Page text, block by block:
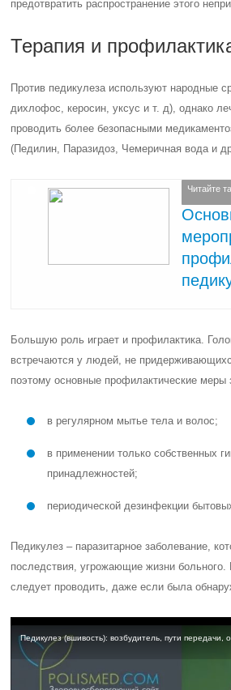
предотвратить распространение этого
Терапия и
Против педикулеза используют народные
дихлофос, керосин, уксус и т. д), однако
проводить более безопасными
(Педилин, Паразидоз, Чемеричная вода и
Читайте
Большую роль играет и профилактика.
встречаются у людей, не
поэтому основные профилактические меры
в регулярном мытье тела и волос;
в применении только собственных
принадлежностей;
периодической дезинфекции
Педикулез – паразитарное заболевание,
последствия, угрожающие жизни больного.
следует проводить, даже если была